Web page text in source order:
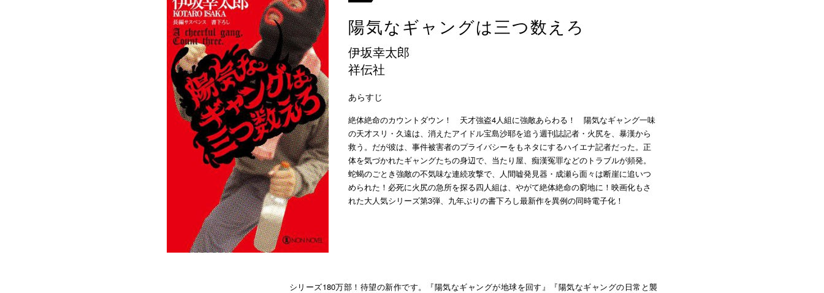
陽気なギャングは三つ数えろ
伊坂幸太郎
祥伝社
あらすじ
絶体絶命のカウントダウン！ 天才強盗4人組に強敵あらわる！ 陽気なギャング一味
の天才スリ・久遠は、消えたアイドル宝島沙耶を追う週刊誌記者・火尻を、暴漢から
救う。だが彼は、事件被害者のプライバシーをもネタにするハイエナ記者だった。正
体を気づかれたギャングたちの身辺で、当たり屋、痴漢冤罪などのトラブルが頻発。
蛇蝎のごとき強敵の不気味な連続攻撃で、人間嘘発見器・成瀬ら面々は断崖に追いつ
められた！必死に火尻の急所を探る四人組は、やがて絶体絶命の窮地に！映画化もさ
れた大人気シリーズ第3弾、九年ぶりの書下ろし最新作を異例の同時電子化！
シリーズ180万部！待望の新作です。『陽気なギャングが地球を回す』『陽気なギャングの日常と襲